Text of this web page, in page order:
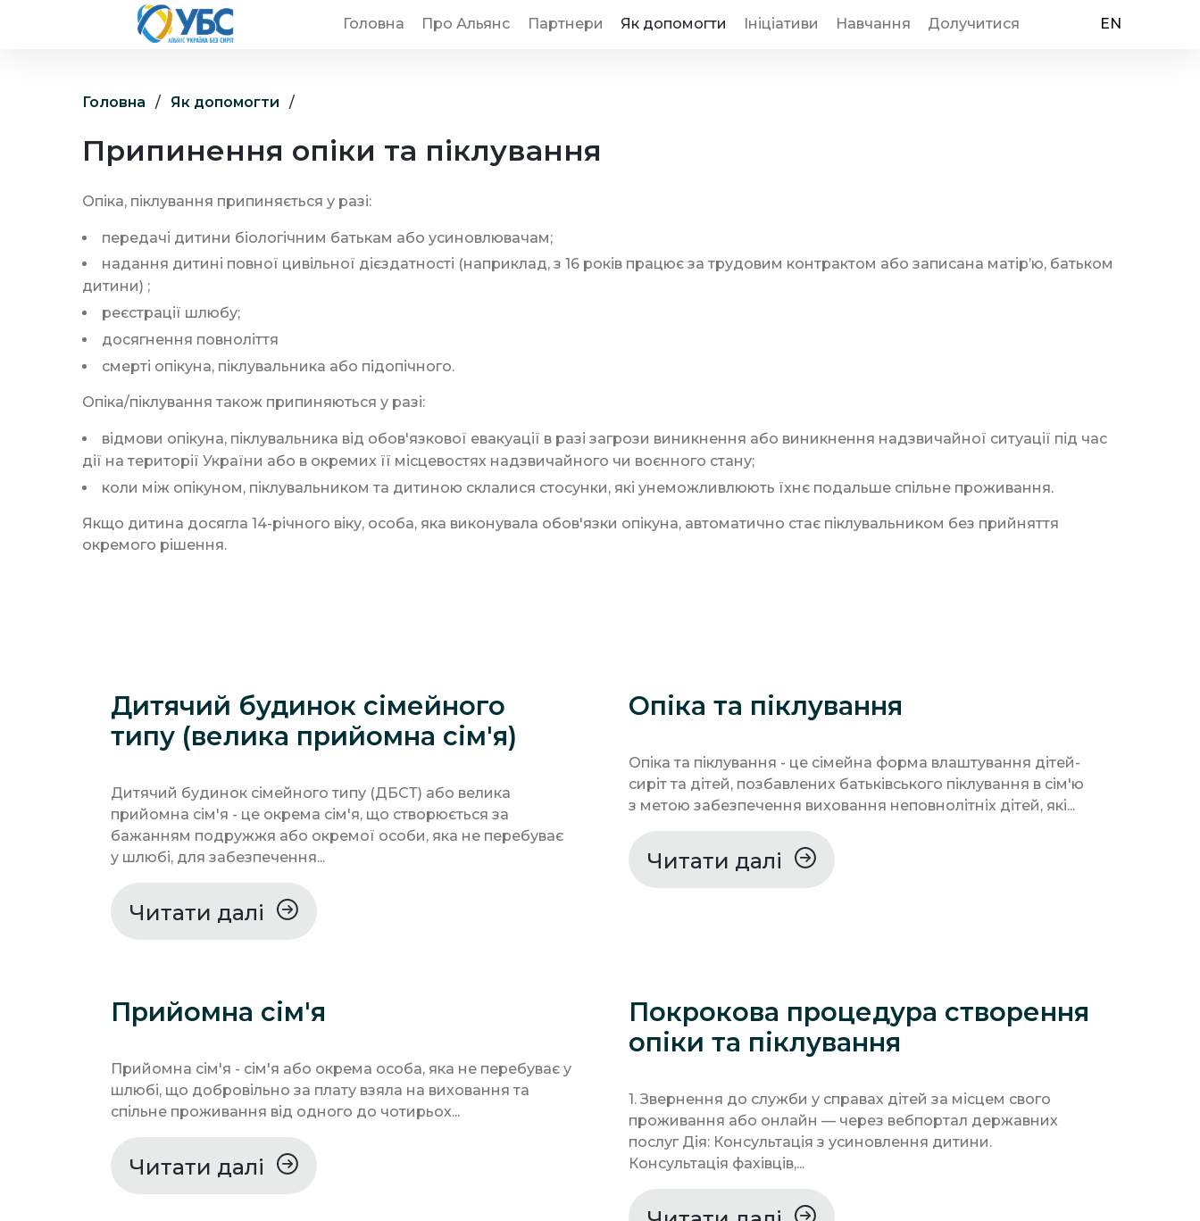
EN
Головна Про Альянс Партнери Як допомогти Ініціативи Навчання Долучитися
Головна / Як допомогти /
Припинення опіки та піклування
Опіка, піклування припиняється у разі:
передачі дитини біологічним батькам або усиновлювачам;
надання дитині повної цивільної дієздатності (наприклад, з 16 років працює за трудовим контрактом або записана матір’ю, батьком
дитини) ;
реєстрації шлюбу;
досягнення повноліття
смерті опікуна, піклувальника або підопічного.
Опіка/піклування також припиняються у разі:
відмови опікуна, піклувальника від обов'язкової евакуації в разі загрози виникнення або виникнення надзвичайної ситуації під час
дії на території України або в окремих її місцевостях надзвичайного чи воєнного стану;
коли між опікуном, піклувальником та дитиною склалися стосунки, які унеможливлюють їхнє подальше спільне проживання.
Якщо дитина досягла 14-річного віку, особа, яка виконувала обов'язки опікуна, автоматично стає піклувальником без прийняття
окремого рішення.
Дитячий будинок сімейного
типу (велика прийомна сім'я)
Дитячий будинок сімейного типу (ДБСТ) або велика
прийомна сім'я - це окрема сім'я, що створюється за
бажанням подружжя або окремої особи, яка не перебуває
у шлюбі, для забезпечення...
Читати далі
Опіка та піклування
Опіка та піклування - це сімейна форма влаштування дітей-
сиріт та дітей, позбавлених батьківського піклування в сім'ю
з метою забезпечення виховання неповнолітніх дітей, які...
Читати далі
Прийомна сім'я
Прийомна сім'я - сім'я або окрема особа, яка не перебуває у
шлюбі, що добровільно за плату взяла на виховання та
спільне проживання від одного до чотирьох...
Читати далі
Покрокова процедура створення
опіки та піклування
1. Звернення до служби у справах дітей за місцем свого
проживання або онлайн — через вебпортал державних
послуг Дія: Консультація з усиновлення дитини.
Консультація фахівців,...